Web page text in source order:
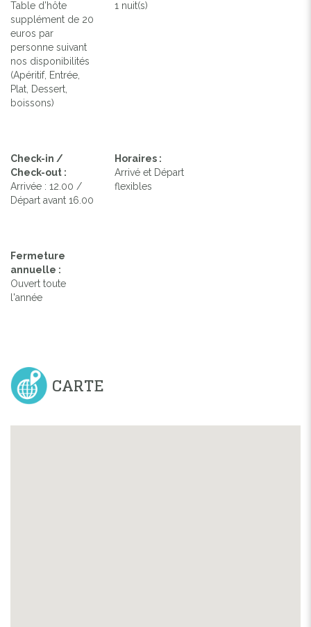
Table d’hôte
supplément de 20
euros par
personne suivant
nos disponibilités
(Apéritif, Entrée,
Plat, Dessert,
boissons)
1 nuit(s)
Check-in /
Check-out :
Arrivée : 12.00 /
Départ avant 16.00
Horaires :
Arrivé et Départ
flexibles
Fermeture
annuelle :
Ouvert toute
l'année
CARTE